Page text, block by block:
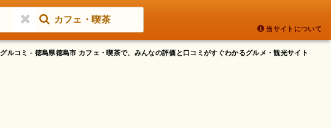
カフェ・喫茶
当サイトについて
グルコミ - 徳島県徳島市 カフェ・喫茶で、みんなの評価と口コミがすぐわかるグルメ・観光サイト